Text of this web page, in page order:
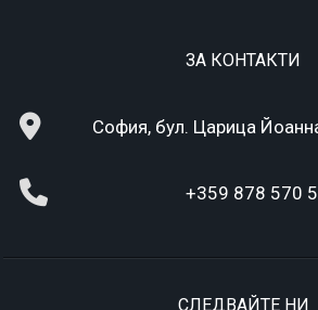
ЗА КОНТАКТИ
София, бул. Царица
+359 878 570
СЛЕДВАЙТЕ НИ